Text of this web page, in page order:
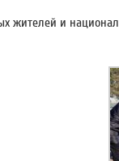
жителей и